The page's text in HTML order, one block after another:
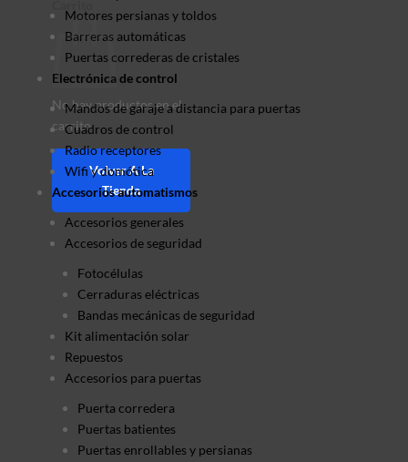
No hay productos en el
carrito.
Volver A La
Tienda
Motores persianas y toldos
Barreras automáticas
Puertas correderas de cristales
Electrónica de control
Mandos de garaje a distancia para puertas
Cuadros de control
Radio receptores
Wifi y domótica
Accesorios automatismos
Accesorios generales
Accesorios de seguridad
Fotocélulas
Cerraduras eléctricas
Bandas mecánicas de seguridad
Kit alimentación solar
Repuestos
Accesorios para puertas
Puerta corredera
Puertas batientes
Puertas enrollables y persianas